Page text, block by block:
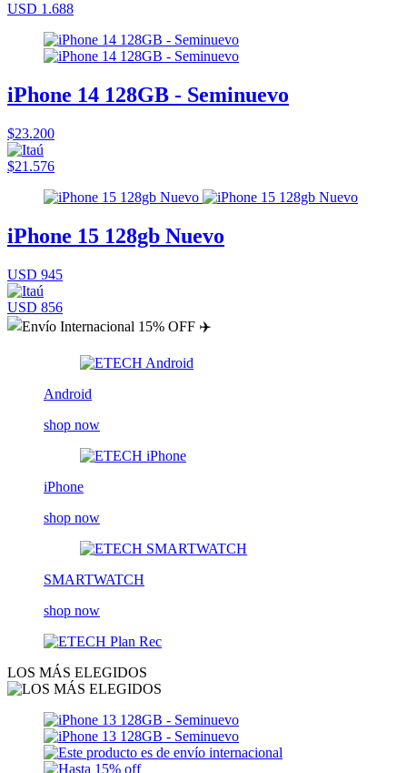
USD 1.688
iPhone 14 128GB - Seminuevo
$23.200
$21.576
iPhone 15 128gb Nuevo
USD 945
USD 856
Android
shop now
iPhone
shop now
SMARTWATCH
shop now
LOS MÁS ELEGIDOS